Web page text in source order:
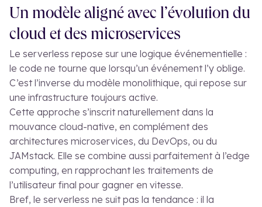
Un modèle aligné avec l’évolution du
cloud et des microservices
Le serverless repose sur une logique événementielle :
le code ne tourne que lorsqu’un événement l’y oblige.
C’est l’inverse du modèle monolithique, qui repose sur
une infrastructure toujours active.
Cette approche s’inscrit naturellement dans la
mouvance cloud-native, en complément des
architectures microservices, du DevOps, ou du
JAMstack. Elle se combine aussi parfaitement à l’edge
computing, en rapprochant les traitements de
l’utilisateur final pour gagner en vitesse.
Bref, le serverless ne suit pas la tendance : il la